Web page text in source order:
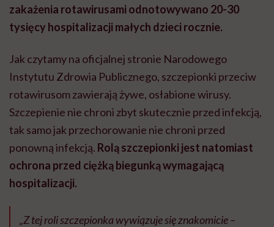
zakażenia rotawirusami odnotowywano 20-30
tysięcy hospitalizacji małych dzieci rocznie.
Jak czytamy na oficjalnej stronie Narodowego
Instytutu Zdrowia Publicznego, szczepionki przeciw
rotawirusom zawierają żywe, osłabione wirusy.
Szczepienie nie chroni zbyt skutecznie przed infekcją,
tak samo jak przechorowanie nie chroni przed
ponowną infekcją. Rolą szczepionki jest natomiast
ochrona przed ciężką biegunką wymagającą
hospitalizacji.
„Z tej roli szczepionka wywiązuje się znakomicie –